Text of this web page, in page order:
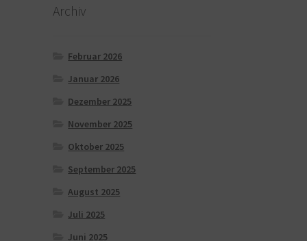
Archiv
Februar 2026
Januar 2026
Dezember 2025
November 2025
Oktober 2025
September 2025
August 2025
Juli 2025
Juni 2025